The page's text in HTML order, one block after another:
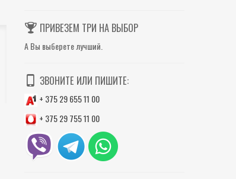
ПРИВЕЗЕМ ТРИ НА ВЫБОР
А Вы выберете лучший.
ЗВОНИТЕ ИЛИ ПИШИТЕ:
+ 375 29 655 11 00
+ 375 29 755 11 00